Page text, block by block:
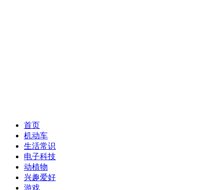
首页
机动车
生活常识
电子科技
动植物
兴趣爱好
游戏